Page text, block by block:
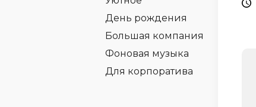
День рождения
Большая компания
Фоновая музыка
Для корпоратива